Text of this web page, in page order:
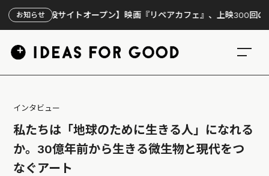
お知らせ
サイトオープン】映画『リペアカフェ』、上映300回の先で見えて
インタビュー
私たちは「地球のために生きる人」になれる
か。30億年前から生きる微生物と現代をつ
なぐアート